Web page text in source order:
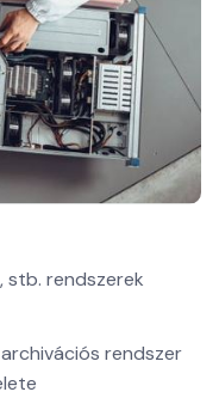
stb. rendszerek
rendszer